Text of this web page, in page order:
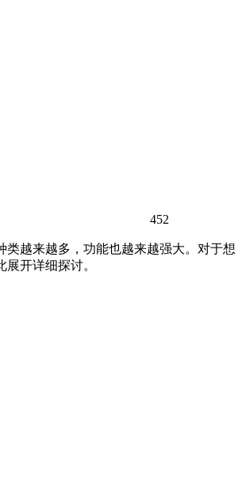
452
类越来越多，功能也越来越强大。对于想
展开详细探讨。